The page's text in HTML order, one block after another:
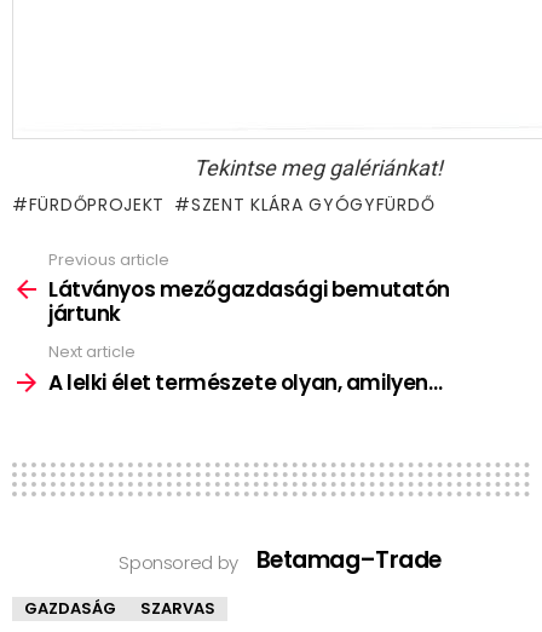
Tekintse meg galériánkat!
FÜRDŐPROJEKT SZENT KLÁRA GYÓGYFÜRDŐ
more
Previous article
Látványos mezőgazdasági bemutatón
jártunk
Next article
A lelki élet természete olyan, amilyen…
Sponsored by Betamag–Trade
GAZDASÁG SZARVAS